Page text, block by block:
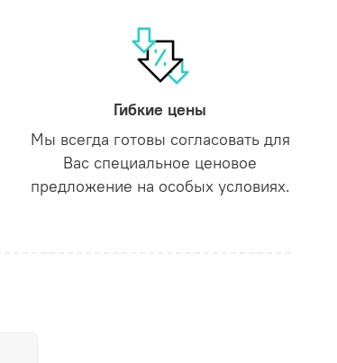
Гибкие цены
Мы всегда готовы согласовать для
Вас специальное ценовое
предложение на особых условиях.